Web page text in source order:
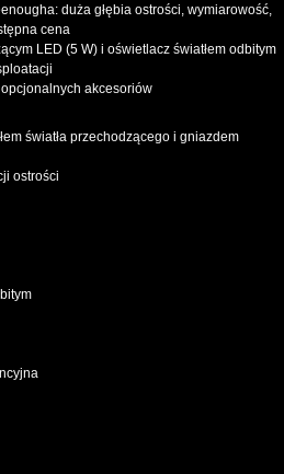
duża głębia ostrości, wymiarowość,
cena
LED (5 W) i oświetlacz światłem odbitym
akcesoriów
światła przechodzącego i gniazdem
ostrości